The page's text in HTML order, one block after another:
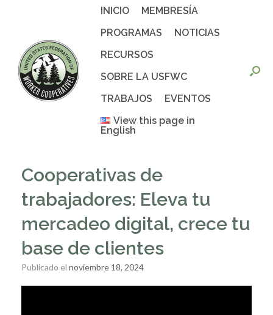
INICIO
MEMBRESÍA
PROGRAMAS
NOTICIAS
RECURSOS
SOBRE LA USFWC
TRABAJOS
EVENTOS
View this page in
English
Cooperativas de
trabajadores: Eleva tu
mercadeo digital, crece tu
base de clientes
Publicado el noviembre 18, 2024